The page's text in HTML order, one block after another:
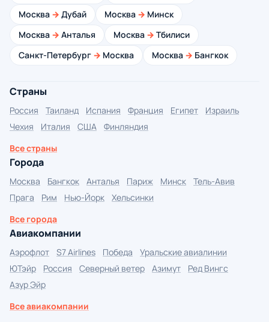
Москва → Дубай Москва → Минск
Москва → Анталья Москва → Тбилиси
Санкт-Петербург → Москва Москва → Бангкок
Страны
Россия Таиланд Испания Франция Египет
Израиль
Чехия
Италия США
Финляндия
Все страны
Города
Москва Бангкок Анталья Париж Минск
Тель-Авив
Прага
Рим Нью-Йорк
Хельсинки
Все города
Авиакомпании
Аэрофлот S7 Airlines Победа
Уральские авиалинии
ЮТэйр
Россия Северный ветер Азимут
Ред Вингс
Азур Эйр
Все авиакомпании